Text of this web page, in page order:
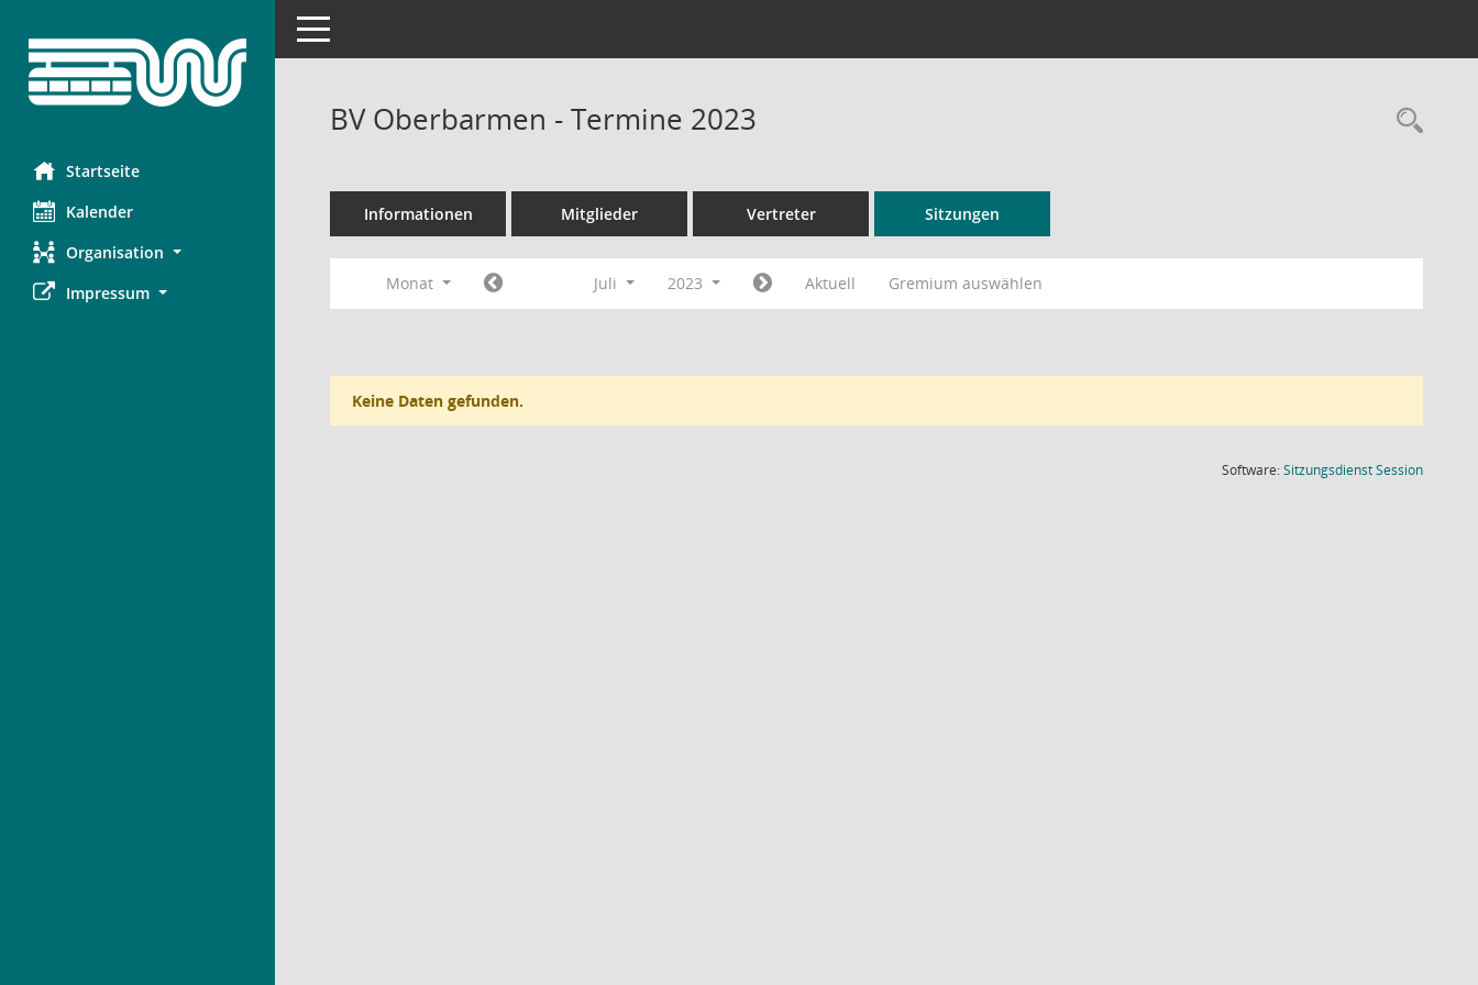
Startseite
Kalender
Organisation
Impressum
Toggle navigation
BV Oberbarmen - Termine 2023
Informationen Mitglieder Vertreter Sitzungen
Monat Juli 2023 Aktuell Gremium auswählen
Keine Daten gefunden.
Software:SitzungsdienstSession(Wird in